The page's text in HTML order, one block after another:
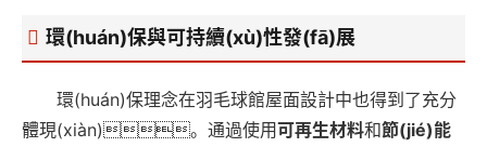
環(huán)保與可持續(xù)性發(fā)展
環(huán)保理念在羽毛球館屋面設計中也得到了充分
體現(xiàn)。通過使用可再生材料和節(jié)能